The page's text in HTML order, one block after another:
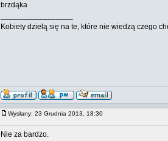
brzdąka
Kobiety dzielą się na te, które nie wiedzą czego
Wysłany: 23 Grudnia 2013, 18:30
Nie za bardzo.